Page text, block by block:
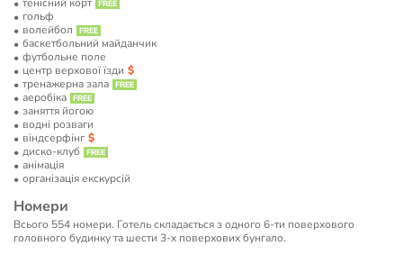
гольф
волейбол
баскетбольний майданчик
футбольне поле
центр верхової їзди
тренажерна зала
аеробіка
заняття йогою
водні розваги
віндсерфінг
диско-клуб
анімація
організація екскурсій
Номери
Всього 554 номери. Готель складається з одного 6-ти поверхового
головного будинку та шести 3-х поверхових бунгало.